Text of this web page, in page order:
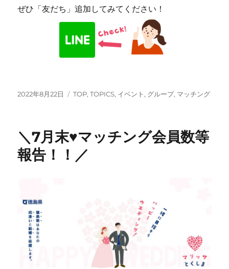
ぜひ「友だち」追加してみてください！
投
2022年8月22日
カ
ー
TOP,TOPICS, イベント , グループ, マッチング
＼7月末♥マッチング会員数等
報告！！／